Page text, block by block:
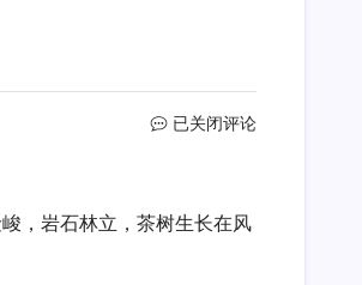
马
红
已关闭评论
，岩石林立，茶树生长在风